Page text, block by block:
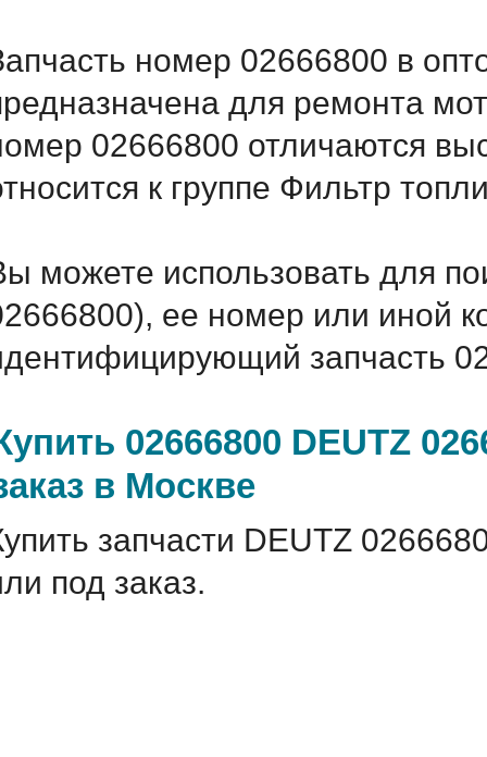
номер 02666800 в
для ремонта
02666800 отличаются
к группе Фильтр
можете использовать для
ее номер или иной
запчасть
02666800 DEUTZ
в Москве
запчасти DEUTZ
под заказ.